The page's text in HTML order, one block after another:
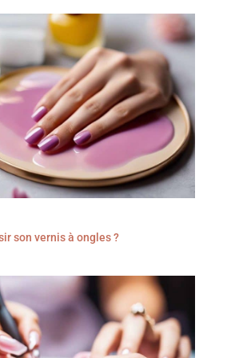
de type
de
1 amélioré. Le kit comprend 1 embout en
maïs, 6 embouts de broyage, 5 embouts de
USB, 36 courroies abrasives, 1 brosse à
1 mode d’emploi. Nous avons un service
une garantie de 12 mois 【Cadeaux parfaits
des ongles】Le nouveau design en forme de
et léger, plus confortable à tenir, facile à
ongles à tout moment, n'importe où, est un
pour les amateurs d'ongles. Coffret cadeau
comme cadeau d'anniversaire, cadeau
mères, cadeau de Saint Valentin.
son vernis à ongles ?